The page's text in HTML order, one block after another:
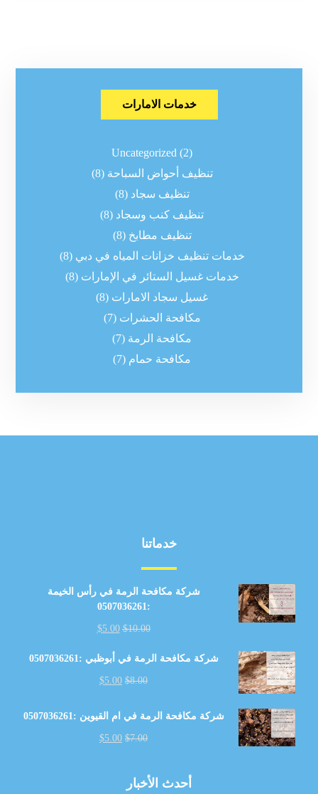
خدمات الامارات
Uncategorized (2)
تنظيف أحواض السباحة (8)
تنظيف سجاد (8)
تنظيف كنب وسجاد (8)
تنظيف مطابخ (8)
خدمات تنظيف خزانات المياه في دبي (8)
خدمات غسيل الستائر في الإمارات (8)
غسيل سجاد الامارات (8)
مكافحة الحشرات (7)
مكافحة الرمة (7)
مكافحة حمام (7)
خدماتنا
شركة مكافحة الرمة في رأس الخيمة
:0507036261
$10.00
$5.00
شركة مكافحة الرمة في أبوظبي :0507036261
$8.00
$5.00
شركة مكافحة الرمة في ام القيوين :0507036261
$7.00
$5.00
أحدث الأخبار